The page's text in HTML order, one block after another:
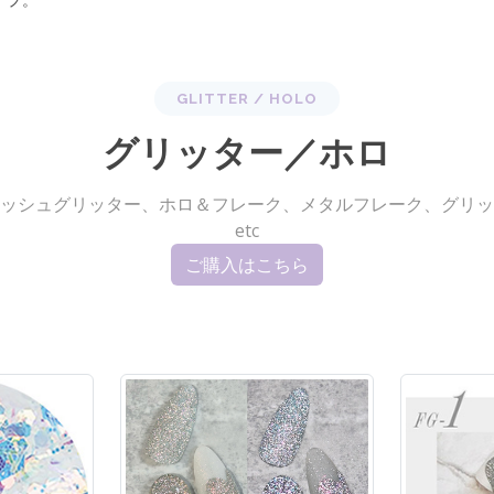
GLITTER / HOLO
グリッター／ホロ
シュグリッター、ホロ＆フレーク、メタルフレーク、グリ
etc
ご購入はこちら